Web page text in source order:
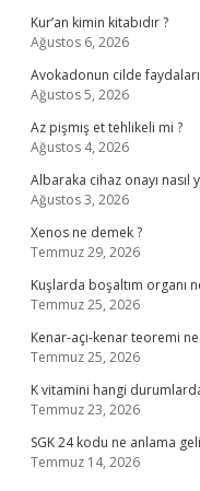
Kur’an kimin kitabıdır ?
Ağustos 6, 2026
Avokadonun cilde
Ağustos 5, 2026
Az pişmiş et tehlikeli mi ?
Ağustos 4, 2026
Albaraka cihaz onayı nasıl
Ağustos 3, 2026
Xenos ne demek ?
Temmuz 29, 2026
Kuşlarda boşaltım organı
Temmuz 25, 2026
Kenar-açı-kenar teoremi
Temmuz 25, 2026
K vitamini hangi
Temmuz 23, 2026
SGK 24 kodu ne anlama
Temmuz 14, 2026